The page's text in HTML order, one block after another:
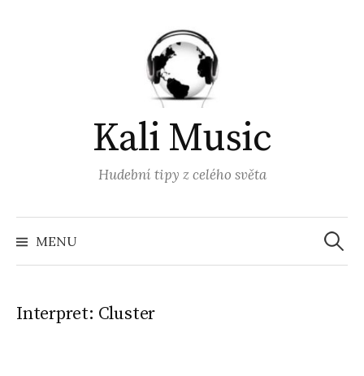
Kali Music
Hudební tipy z celého světa
MENU
Interpret: Cluster